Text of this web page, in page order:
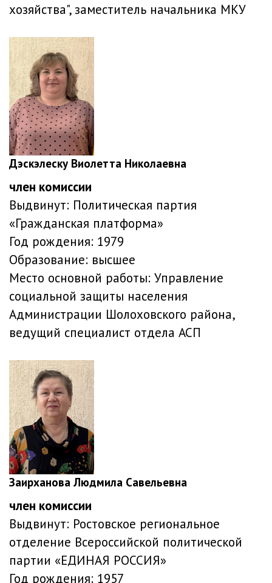
хозяйства", заместитель начальника МКУ
Дэскэлеску Виолетта Николаевна
член комиссии
Выдвинут: Политическая партия
«Гражданская платформа»
Год рождения: 1979
Образование: высшее
Место основной работы: Управление
социальной защиты населения
Администрации Шолоховского района,
ведущий специалист отдела АСП
Заирханова Людмила Савельевна
член комиссии
Выдвинут: Ростовское региональное
отделение Всероссийской политической
партии «ЕДИНАЯ РОССИЯ»
Год рождения: 1957